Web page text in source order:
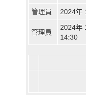
管理員 2024年
管理員
2024年
14:30